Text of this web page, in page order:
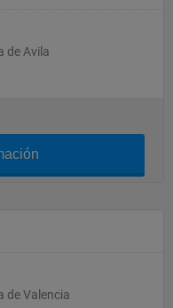
de Avila
de Valencia